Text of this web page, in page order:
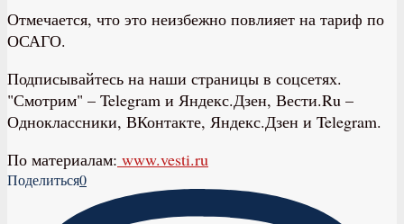
Отмечается, что это неизбежно повлияет на тариф по
ОСАГО.
Подписывайтесь на наши страницы в соцсетях.
"Смотрим" – Telegram и Яндекс.Дзен, Вести.Ru –
Одноклассники, ВКонтакте, Яндекс.Дзен и Telegram.
По материалам: www.vesti.ru
Поделиться0